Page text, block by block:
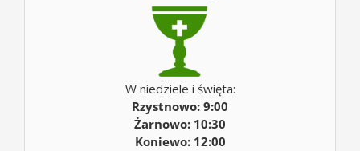
W niedziele i święta:
Rzystnowo: 9:00
Żarnowo: 10:30
Koniewo: 12:00